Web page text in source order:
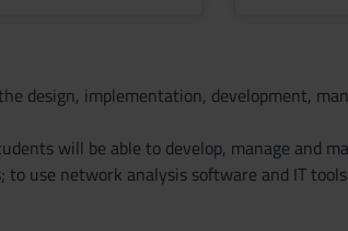
design, implementation, development,
will be able to develop, manage and
use network analysis software and IT